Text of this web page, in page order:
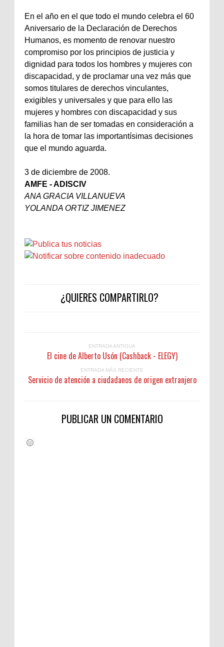
En el año en el que todo el mundo celebra el 60
Aniversario de la Declaración de Derechos
Humanos, es momento de renovar nuestro
compromiso por los principios de justicia y
dignidad para todos los hombres y mujeres con
discapacidad, y de proclamar una vez más que
somos titulares de derechos vinculantes,
exigibles y universales y que para ello las
mujeres y hombres con discapacidad y sus
familias han de ser tomadas en consideración a
la hora de tomar las importantísimas decisiones
que el mundo aguarda.
3 de diciembre de 2008.
AMFE - ADISCIV
ANA GRACIA VILLANUEVA
YOLANDA ORTIZ JIMENEZ
¿QUIERES COMPARTIRLO?
ENTRADA ANTIGUA
El cine de Alberto Usón (Cashback - ELEGY)
ENTRADA MÁS RECIENTE
Servicio de atención a ciudadanos de origen extranjero
PUBLICAR UN COMENTARIO